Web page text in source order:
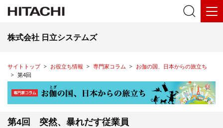
株式会社 日立システムズ
サイトトップ お役立ち情報 専門家コラム
お伽の国、日本からの旅立ち
第4回
第4回 突然、暴れだす従業員